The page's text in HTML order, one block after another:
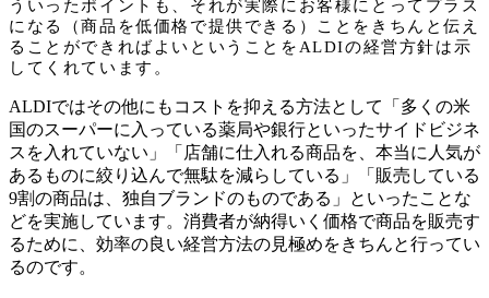
ういったポイントも、それが実際にお客様にとってプラス
になる（商品を低価格で提供できる）ことをきちんと伝え
ることができればよいということをALDIの経営方針は示
してくれています。
ALDIではその他にもコストを抑える方法として「多くの米
国のスーパーに入っている薬局や銀行といったサイドビジネ
スを入れていない」「店舗に仕入れる商品を、本当に人気が
あるものに絞り込んで無駄を減らしている」「販売している
9割の商品は、独自ブランドのものである」といったことな
どを実施しています。消費者が納得いく価格で商品を販売す
るために、効率の良い経営方法の見極めをきちんと行ってい
るのです。